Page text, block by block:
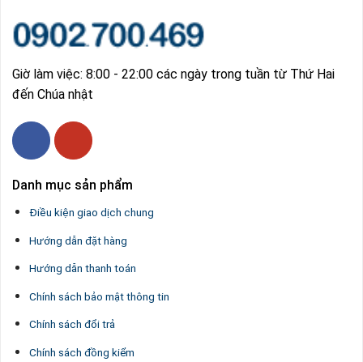
Giờ làm việc: 8:00 - 22:00 các ngày trong tuần từ Thứ Hai
đến Chúa nhật
Danh mục sản phẩm
Điều kiện giao dịch chung
Hướng dẫn đặt hàng
Hướng dẫn thanh toán
Chính sách bảo mật thông tin
Chính sách đổi trả
Chính sách đồng kiểm